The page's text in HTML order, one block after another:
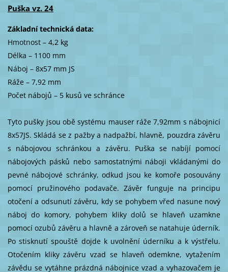
Puška vz. 24
Základní technická data:
Hmotnost – 4,2 kg
Délka – 1100 mm
Náboj – 8x57 mm JS
Ráže – 7,92 mm
Počet nábojů – 5 kusů ve schránce
Tyto pušky jsou obě systému mauser ráže 7,92mm s nábojnicí
8x57JS. Skládá se z pažby a nadpažbí, hlavně, pouzdra závěru
s nábojovou schránkou a závěru. Puška se nabíjí pomocí
nábojových pásků nebo samostatnými náboji vkládanými do
pevné nábojové schránky, odkud jsou ke komoře posouvány
pomocí pružinového podavače. Závěr funguje na principu
otočení a odsunutí závěru, kdy se pohybem vřed nasune nový
náboj do komory, pohybem kliky dolů se hlaveň uzamkne
pomocí ozubů závěru a hlavně a zároveň se natahuje úderník.
Po stisknutí spouště dojde k uvolnění úderníku a k výstřelu.
Otočením kliky závěru vzad se hlaveň odemkne, vytažením
závědu se vytáhne prázdná nábojnice vzad a vyhazovačem je